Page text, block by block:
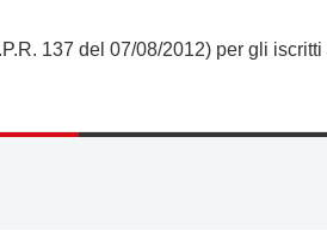
137 del 07/08/2012) per gli